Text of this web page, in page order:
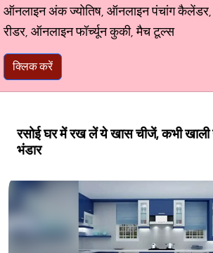
ऑनलाइन अंक ज्योतिष, ऑनलाइन पंचांग कैलेंडर,
रीडर, ऑनलाइन फॉर्च्यून कुकी, मैच टूल्स
क्लिक करें
रसोई घर में रख लें ये खास चीजें, कभी
भंडार